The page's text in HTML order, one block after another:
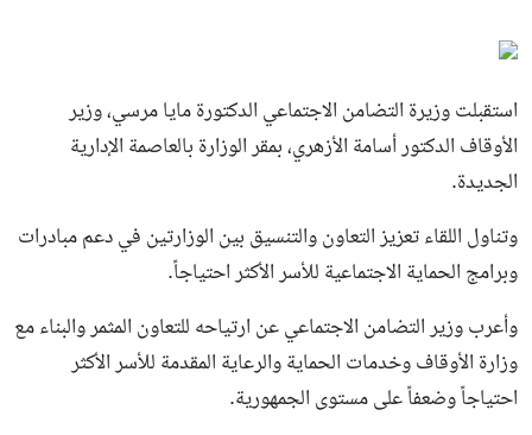
استقبلت وزيرة التضامن الاجتماعي الدكتورة مايا مرسي، وزير
الأوقاف الدكتور أسامة الأزهري، بمقر الوزارة بالعاصمة الإدارية
الجديدة.
وتناول اللقاء تعزيز التعاون والتنسيق بين الوزارتين في دعم مبادرات
وبرامج الحماية الاجتماعية للأسر الأكثر احتياجاً.
وأعرب وزير التضامن الاجتماعي عن ارتياحه للتعاون المثمر والبناء مع
وزارة الأوقاف وخدمات الحماية والرعاية المقدمة للأسر الأكثر
احتياجاً وضعفاً على مستوى الجمهورية.